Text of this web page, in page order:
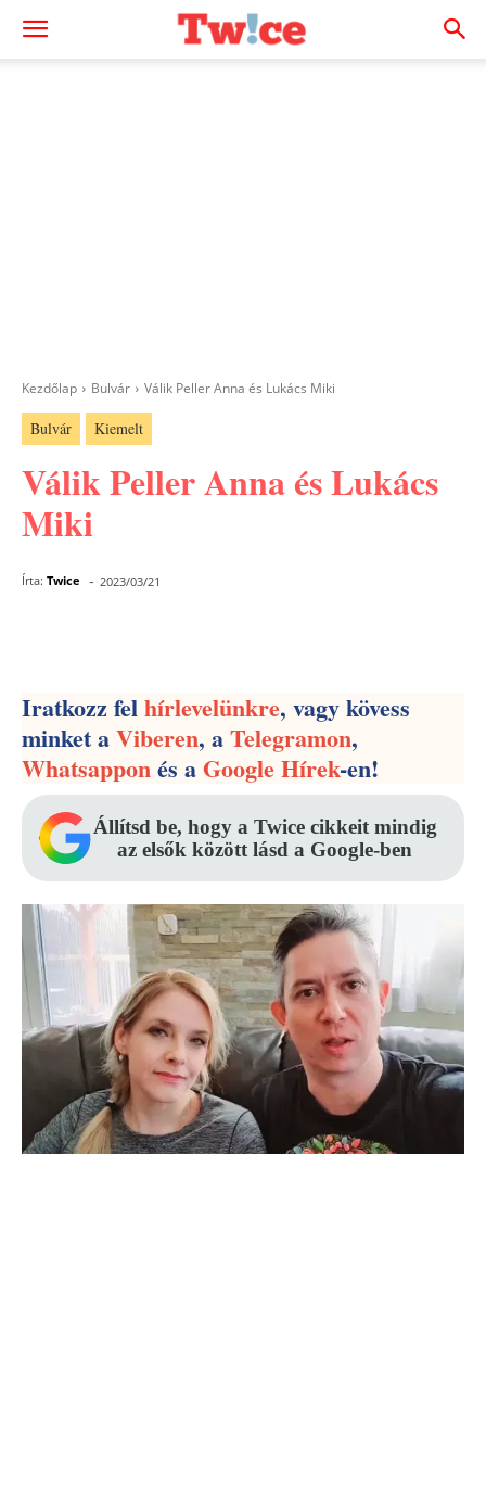
Kezdőlap Bulvár Válik Peller Anna és Lukács Miki
Bulvár Kiemelt
Válik Peller Anna és Lukács
Miki
Írta: Twice - 2023/03/21
Iratkozz felhírlevelünkre, vagy kövess
minket aViberen, aTelegramon,
Whatsapponés aGoogle Hírek-en!
Állítsd be, hogy a Twice cikkeit mindig
az elsők között lásd a Google-ben